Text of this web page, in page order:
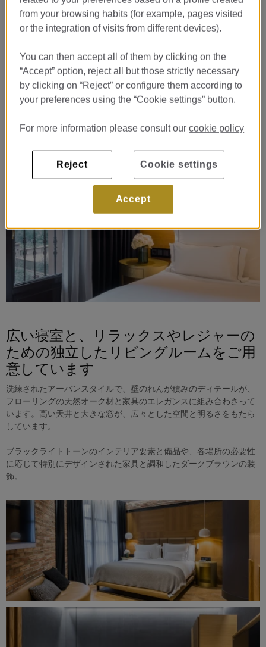
07 8月
予約
広い寝室と、リラックスやレジャーの
ための独立したリビングルームをご用
意しています
洗練されたアーバンスタイルで、壁のれんが積みのディテールが、
フローリングの天然オーク材と家具のエレガンスに組み合わさって
います。高い天井と大きな窓が、広々とした空間と明るさをもたら
しています。
ブラックライトトーンのインテリア要素と備品や、各場所の必要性
に応じて特別にデザインされた家具と調和したダークブラウンの装
飾。
from your browsing habits (for example, pages visited
or the integration of visits from different devices).
You can then accept all of them by clicking on the
“Accept” option, reject all but those strictly necessary
by clicking on “Reject” or configure them according to
your preferences using the “Cookie settings” button.
For more information please consult ourcookie policy
Reject
Accept
Cookie settings